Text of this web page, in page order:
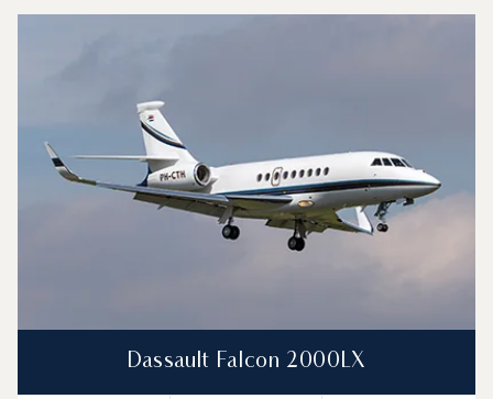
Dassault Falcon 2000LX